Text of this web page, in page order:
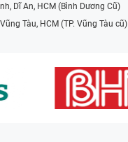
Dĩ An, HCM (Bình Dương Cũ)
Tàu, HCM (TP. Vũng Tàu cũ)